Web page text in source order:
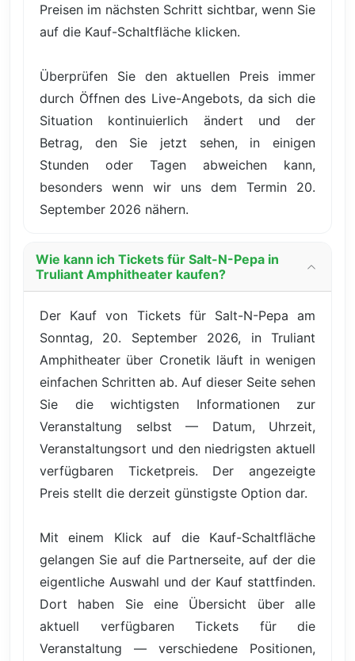
Preisen im nächsten Schritt sichtbar, wenn Sie
auf die Kauf-Schaltfläche klicken.
Überprüfen Sie den aktuellen Preis immer
durch Öffnen des Live-Angebots, da sich die
Situation kontinuierlich ändert und der
Betrag, den Sie jetzt sehen, in einigen
Stunden oder Tagen abweichen kann,
besonders wenn wir uns dem Termin 20.
September 2026 nähern.
Wie kann ich Tickets für Salt-N-Pepa in
Truliant Amphitheater kaufen?
Der Kauf von Tickets für Salt-N-Pepa am
Sonntag, 20. September 2026, in Truliant
Amphitheater über Cronetik läuft in wenigen
einfachen Schritten ab. Auf dieser Seite sehen
Sie die wichtigsten Informationen zur
Veranstaltung selbst — Datum, Uhrzeit,
Veranstaltungsort und den niedrigsten aktuell
verfügbaren Ticketpreis. Der angezeigte
Preis stellt die derzeit günstigste Option dar.
Mit einem Klick auf die Kauf-Schaltfläche
gelangen Sie auf die Partnerseite, auf der die
eigentliche Auswahl und der Kauf stattfinden.
Dort haben Sie eine Übersicht über alle
aktuell verfügbaren Tickets für die
Veranstaltung — verschiedene Positionen,